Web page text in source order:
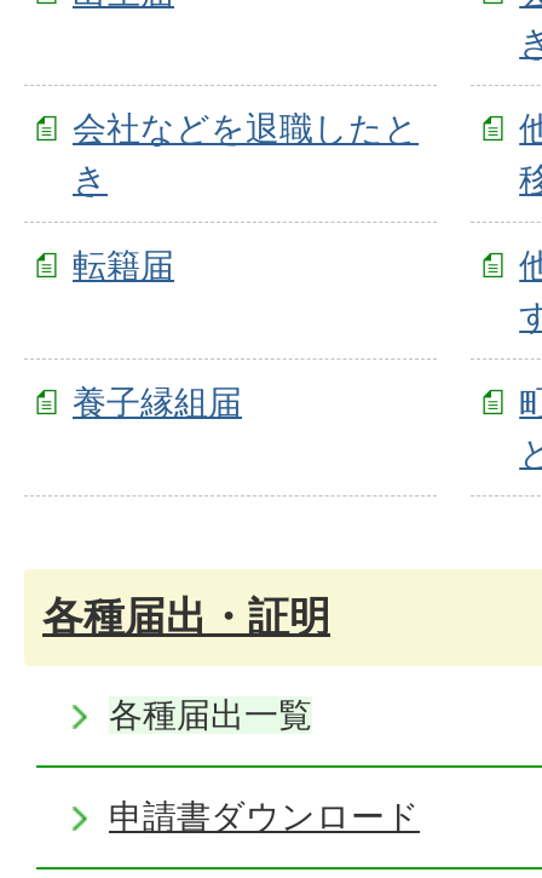
会社などを退職したと
き
転籍届
養子縁組届
各種届出・証明
各種届出一覧
申請書ダウンロード